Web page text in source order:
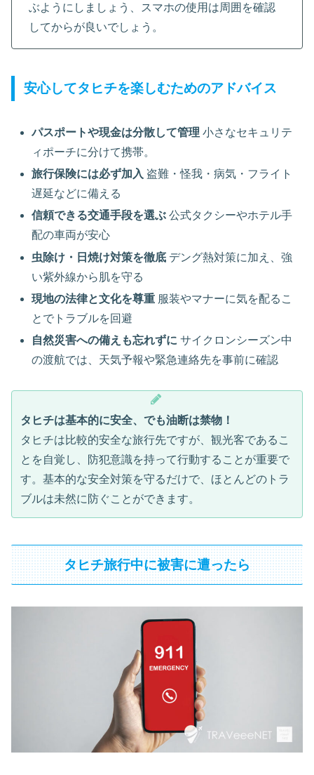
ぶようにしましょう、スマホの使用は周囲を確認
してからが良いでしょう。
安心してタヒチを楽しむためのアドバイス
パスポートや現金は分散して管理 小さなセキュリテ
ィポーチに分けて携帯。
旅行保険には必ず加入 盗難・怪我・病気・フライト
遅延などに備える
信頼できる交通手段を選ぶ 公式タクシーやホテル手
配の車両が安心
虫除け・日焼け対策を徹底 デング熱対策に加え、強
い紫外線から肌を守る
現地の法律と文化を尊重 服装やマナーに気を配るこ
とでトラブルを回避
自然災害への備えも忘れずに サイクロンシーズン中
の渡航では、天気予報や緊急連絡先を事前に確認
タヒチは基本的に安全、でも油断は禁物！
タヒチは比較的安全な旅行先ですが、観光客であるこ
とを自覚し、防犯意識を持って行動することが重要で
す。基本的な安全対策を守るだけで、ほとんどのトラ
ブルは未然に防ぐことができます。
タヒチ旅行中に被害に遭ったら